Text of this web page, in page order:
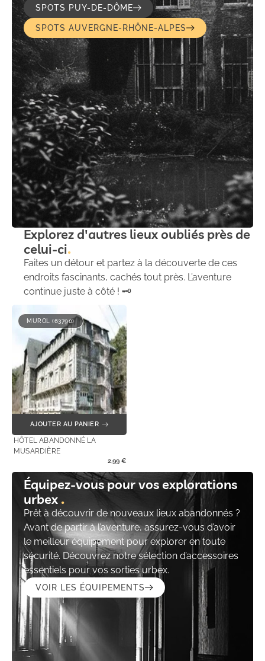
SPOTS PUY-DE-DÔME
SPOTS AUVERGNE-RHÔNE-ALPES
Explorez d'autres lieux oubliés près de
celui-ci
Faites un détour et partez à la découverte de ces
endroits fascinants, cachés tout près. L’aventure
continue juste à côté ! 🗝️
MUROL (63790)
AJOUTER AU PANIER
HÔTEL ABANDONNÉ LA
MUSARDIÈRE
2,99 €
Équipez-vous pour vos explorations
urbex
Prêt à découvrir de nouveaux lieux abandonnés ?
Avant de partir à l’aventure, assurez-vous d’avoir
le meilleur équipement pour explorer en toute
sécurité. Découvrez notre sélection d’accessoires
essentiels pour vos sorties urbex.
VOIR LES ÉQUIPEMENTS